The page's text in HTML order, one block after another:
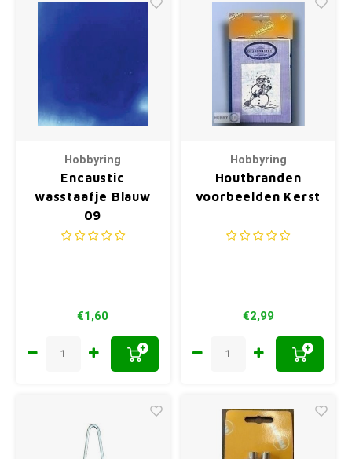
Hobbyring
Encaustic
wasstaafje Blauw
09
€1,60
+
Hobbyring
Houtbranden
voorbeelden Kerst
€2,99
+